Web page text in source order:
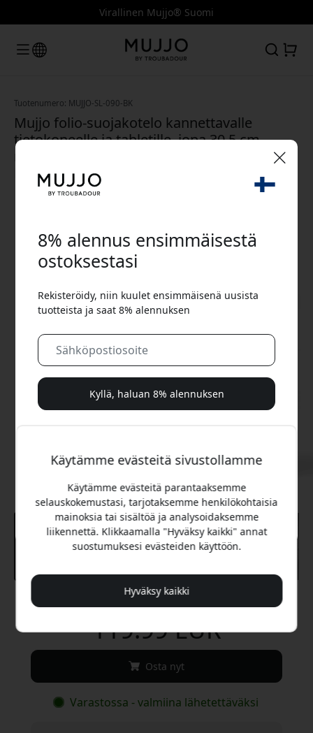
Virallinen Mujjo® Suomi
Tuotenumero: MUJJO-SL-090-BK
Mujjo folio-suojakotelo kannettavalle
tietokoneelle ja tabletille, jopa 30,5 cm,
nahkakahvalla ja nahkaisella säilytystilalla -
Musta
Suositeltava hinta
119.99 EUR
Osta nyt
Varastossa - valmiina lähetettäväksi
Käytämme evästeitä sivustollamme
Käytämme evästeitä parantaaksemme
selauskokemustasi, tarjotaksemme henkilökohtaisia
mainoksia tai sisältöä ja analysoidaksemme
liikennettä. Klikkaamalla "Hyväksy kaikki" annat
suostumuksesi evästeiden käyttöön.
Hyväksy kaikki
8% alennus ensimmäisestä
ostoksestasi
Rekisteröidy, niin kuulet ensimmäisenä uusista
tuotteista ja saat 8% alennuksen
Kyllä, haluan 8% alennuksen
sarjat ja erikoistarjoukset.
Ei, maksan mieluummin täyden hinnan.
🎉 Alennuskoodisi:
Käytä tätä koodia kassalla saadaksesi 8%
alennuksen.